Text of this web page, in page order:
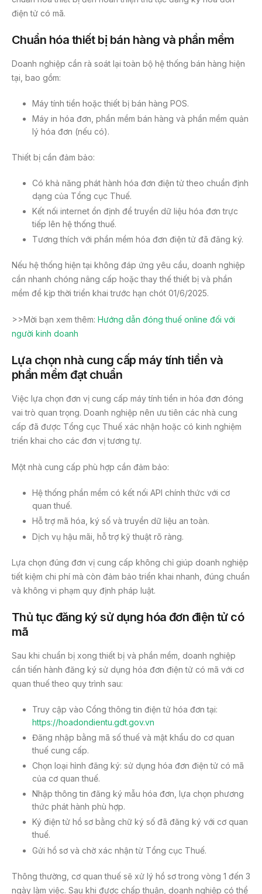
điện tử có mã.
Chuẩn hóa thiết bị bán hàng và phần mềm
Doanh nghiệp cần rà soát lại toàn bộ hệ thống bán hàng hiện
tại, bao gồm:
Máy tính tiền hoặc thiết bị bán hàng POS.
Máy in hóa đơn, phần mềm bán hàng và phần mềm quản
lý hóa đơn (nếu có).
Thiết bị cần đảm bảo:
Có khả năng phát hành hóa đơn điện tử theo chuẩn định
dạng của Tổng cục Thuế.
Kết nối internet ổn định để truyền dữ liệu hóa đơn trực
tiếp lên hệ thống thuế.
Tương thích với phần mềm hóa đơn điện tử đã đăng ký.
Nếu hệ thống hiện tại không đáp ứng yêu cầu, doanh nghiệp
cần nhanh chóng nâng cấp hoặc thay thế thiết bị và phần
mềm để kịp thời triển khai trước hạn chót 01/6/2025.
>>Mời bạn xem thêm: Hướng dẫn đóng thuế online đối với
người kinh doanh
Lựa chọn nhà cung cấp máy tính tiền và
phần mềm đạt chuẩn
Việc lựa chọn đơn vị cung cấp máy tính tiền in hóa đơn đóng
vai trò quan trọng. Doanh nghiệp nên ưu tiên các nhà cung
cấp đã được Tổng cục Thuế xác nhận hoặc có kinh nghiệm
triển khai cho các đơn vị tương tự.
Một nhà cung cấp phù hợp cần đảm bảo:
Hệ thống phần mềm có kết nối API chính thức với cơ
quan thuế.
Hỗ trợ mã hóa, ký số và truyền dữ liệu an toàn.
Dịch vụ hậu mãi, hỗ trợ kỹ thuật rõ ràng.
Lựa chọn đúng đơn vị cung cấp không chỉ giúp doanh nghiệp
tiết kiệm chi phí mà còn đảm bảo triển khai nhanh, đúng chuẩn
và không vi phạm quy định pháp luật.
Thủ tục đăng ký sử dụng hóa đơn điện tử có
mã
Sau khi chuẩn bị xong thiết bị và phần mềm, doanh nghiệp
cần tiến hành đăng ký sử dụng hóa đơn điện tử có mã với cơ
quan thuế theo quy trình sau:
Truy cập vào Cổng thông tin điện tử hóa đơn tại:
https://hoadondientu.gdt.gov.vn
Đăng nhập bằng mã số thuế và mật khẩu do cơ quan
thuế cung cấp.
Chọn loại hình đăng ký: sử dụng hóa đơn điện tử có mã
của cơ quan thuế.
Nhập thông tin đăng ký mẫu hóa đơn, lựa chọn phương
thức phát hành phù hợp.
Ký điện tử hồ sơ bằng chữ ký số đã đăng ký với cơ quan
thuế.
Gửi hồ sơ và chờ xác nhận từ Tổng cục Thuế.
Thông thường, cơ quan thuế sẽ xử lý hồ sơ trong vòng 1 đến 3
ngày làm việc. Sau khi được chấp thuận, doanh nghiệp có thể